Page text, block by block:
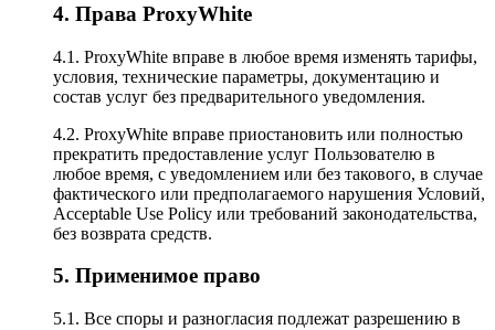
4. Права ProxyWhite
4.1. ProxyWhite вправе в любое время изменять тарифы,
условия, технические параметры, документацию и
состав услуг без предварительного уведомления.
4.2. ProxyWhite вправе приостановить или полностью
прекратить предоставление услуг Пользователю в
любое время, с уведомлением или без такового, в случае
фактического или предполагаемого нарушения Условий,
Acceptable Use Policy или требований законодательства,
без возврата средств.
5. Применимое право
5.1. Все споры и разногласия подлежат разрешению в